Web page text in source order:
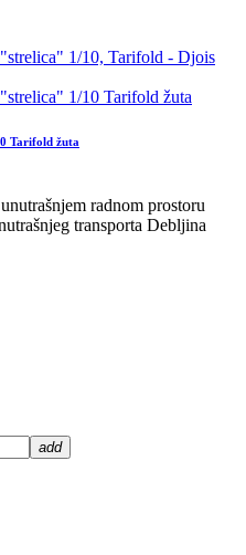
Tarifold žuta
radnom prostoru
transporta Debljina
add